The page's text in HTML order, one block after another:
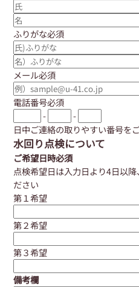
ふりがな必須
メール必須
電話番号必須
-
-
日中ご連絡の取りやすい番号を
水回り点検について
ご希望日時必須
点検希望日は入力日より4日以
ださい
第１希望
第２希望
第３希望
備考欄